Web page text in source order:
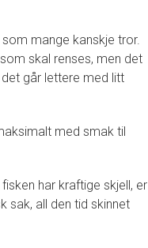
mange kanskje tror.
skal renses, men det
går lettere med litt
med smak til
har kraftige skjell, er
sak, all den tid skinnet